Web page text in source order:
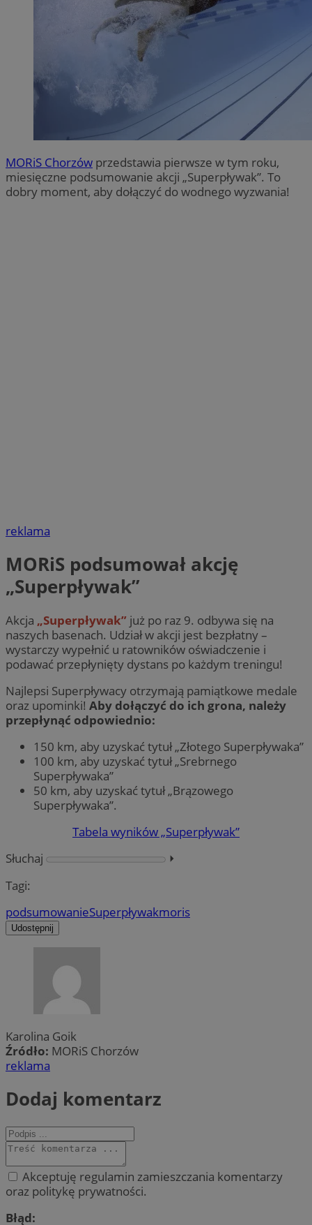
MORiS Chorzów przedstawia pierwsze w tym roku,
miesięczne podsumowanie akcji „Superpływak”. To
dobry moment, aby dołączyć do wodnego wyzwania!
reklama
MORiS podsumował akcję
„Superpływak”
Akcja „Superpływak” już po raz 9. odbywa się na
naszych basenach. Udział w akcji jest bezpłatny –
wystarczy wypełnić u ratowników oświadczenie i
podawać przepłynięty dystans po każdym treningu!
Najlepsi Superpływacy otrzymają pamiątkowe medale
oraz upominki! Aby dołączyć do ich grona, należy
przepłynąć odpowiednio:
150 km, aby uzyskać tytuł „Złotego Superpływaka”
100 km, aby uzyskać tytuł „Srebrnego
Superpływaka”
50 km, aby uzyskać tytuł „Brązowego
Superpływaka”.
Tabela wyników „Superpływak”
Słuchaj
⏵︎
Tagi:
podsumowanieSuperpływakmoris
Udostępnij
Karolina Goik
Źródło: MORiS Chorzów
reklama
Dodaj komentarz
Akceptuję regulamin zamieszczania komentarzy
oraz politykę prywatności.
Błąd: